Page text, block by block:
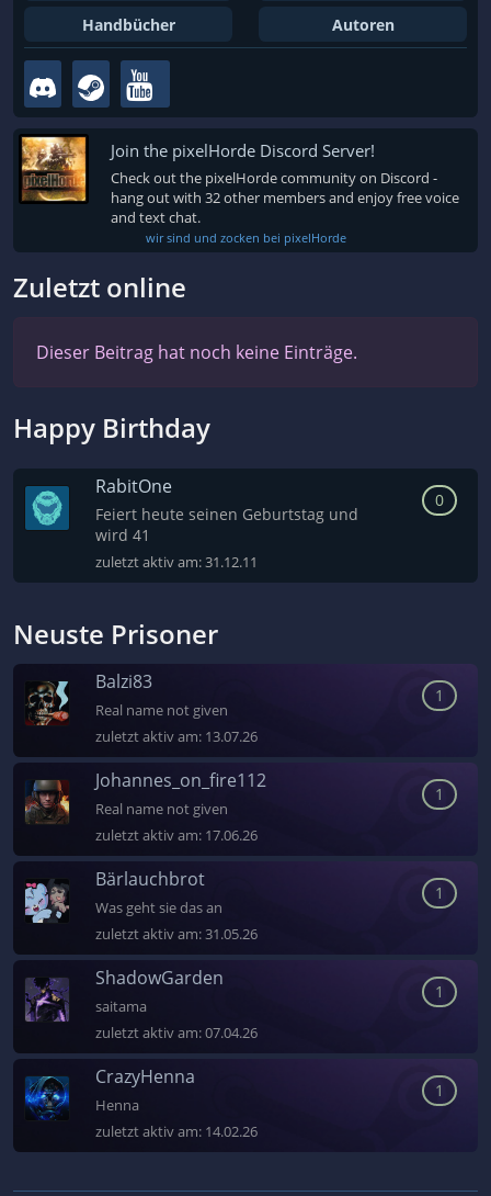
Handbücher
Autoren
Join the pixelHorde Discord Server!
Check out the pixelHorde community on Discord -
hang out with 32 other members and enjoy free voice
and text chat.
wir sind und zocken bei pixelHorde
Zuletzt online
Dieser Beitrag hat noch keine Einträge.
Happy Birthday
RabitOne
Feiert heute seinen Geburtstag und
wird 41
zuletzt aktiv am:31.12.11
0
Neuste Prisoner
Balzi83
Real name not given
zuletzt aktiv am: 13.07.26
1
Johannes_on_fire112
Real name not given
zuletzt aktiv am: 17.06.26
1
Bärlauchbrot
Was geht sie das an
zuletzt aktiv am:31.05.26
1
ShadowGarden
saitama
zuletzt aktiv am:07.04.26
1
CrazyHenna
Henna
zuletzt aktiv am: 14.02.26
1